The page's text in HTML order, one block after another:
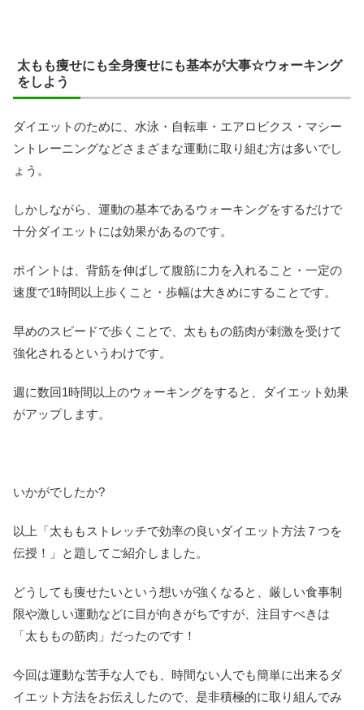
太もも痩せにも全身痩せにも基本が大事☆ウォーキング
をしよう
ダイエットのために、水泳・自転車・エアロビクス・マシー
ントレーニングなどさまざまな運動に取り組む方は多いでし
ょう。
しかしながら、運動の基本であるウォーキングをするだけで
十分ダイエットには効果があるのです。
ポイントは、背筋を伸ばして腹筋に力を入れること・一定の
速度で1時間以上歩くこと・歩幅は大きめにすることです。
早めのスピードで歩くことで、太ももの筋肉が刺激を受けて
強化されるというわけです。
週に数回1時間以上のウォーキングをすると、ダイエット効果
がアップします。
いかがでしたか?
以上「太ももストレッチで効率の良いダイエット方法７つを
伝授！」と題してご紹介しました。
どうしても痩せたいという想いが強くなると、厳しい食事制
限や激しい運動などに目が向きがちですが、注目すべきは
「太ももの筋肉」だったのです！
今回は運動な苦手な人でも、時間ない人でも簡単に出来るダ
イエット方法をお伝えしたので、是非積極的に取り組んでみ